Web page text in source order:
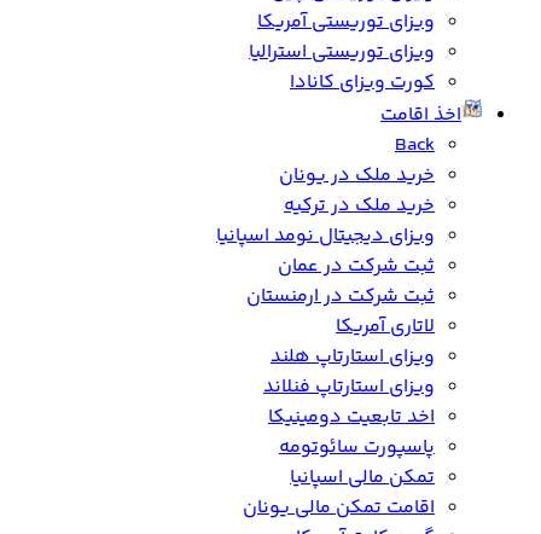
ویزای توریستی آمریکا
ویزای توریستی استرالیا
کورت ویزای کانادا
اخذ اقامت
Back
خرید ملک در یونان
خرید ملک در ترکیه
ویزای دیجیتال نومد اسپانیا
ثبت شرکت در عمان
ثبت شرکت در ارمنستان
لاتاری آمریکا
ویزای استارتاپ هلند
ویزای استارتاپ فنلاند
اخد تابعیت دومینیکا
پاسپورت سائوتومه
تمکن مالی اسپانیا
اقامت تمکن مالی یونان